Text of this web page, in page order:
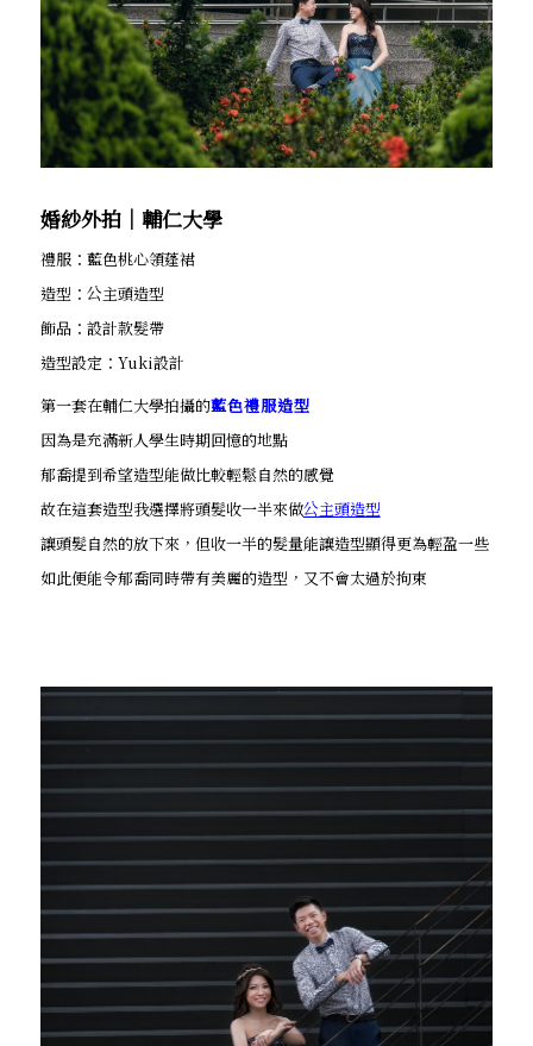
婚紗外拍│輔仁大學
禮服：藍色桃心領蓬裙
造型：公主頭造型
飾品：設計款髮帶
造型設定：Yuki設計
第一套在輔仁大學拍攝的藍色禮服造型
因為是充滿新人學生時期回憶的地點
郁喬提到希望造型能做比較輕鬆自然的感覺
故在這套造型我選擇將頭髮收一半來做公主頭造型
讓頭髮自然的放下來，但收一半的髮量能讓造型顯得更為輕盈一些
如此便能令郁喬同時帶有美麗的造型，又不會太過於拘束